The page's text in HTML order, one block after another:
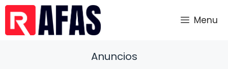
Saltar
contenido
Menu
Anuncios